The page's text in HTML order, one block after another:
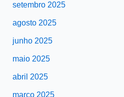
setembro 2025
agosto 2025
junho 2025
maio 2025
abril 2025
março 2025